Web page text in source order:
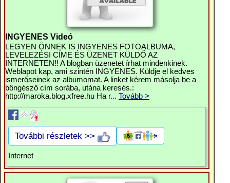
INGYENES Videó
LEGYEN ÖNNEK IS INGYENES FOTOALBUMA,
LEVELEZÉSI CÍME ÉS ÜZENET KÜLDŐ AZ
INTERNETEN!! A blogban üzenetet írhat mindenkinek.
Weblapot kap, ami szintén INGYENES. Küldje el kedves
ismerőseinek az albumomat. A linket kérem másolja be a
böngésző cím sorába, utána keresés.:
http://maroka.blog.xfree.hu Ha r... Tovább >
További részletek >>
Internet